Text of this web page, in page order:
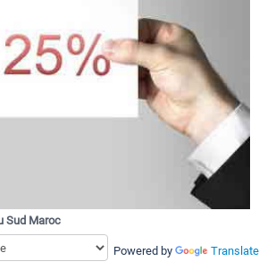
Sud Maroc
et bons plans a Souss Sahara
Powered by Translate